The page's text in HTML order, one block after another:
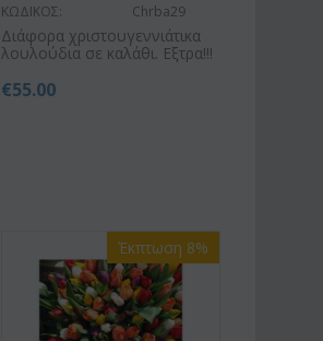
ΚΩΔΙΚΟΣ: Chrba29
Διάφορα χριστουγεννιάτικα
λουλούδια σε καλάθι. Εξτρα!!!
€55.00
Έκπτωση 8%